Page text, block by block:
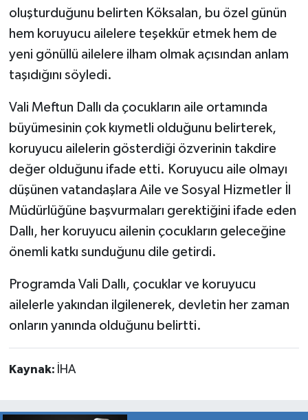
oluşturduğunu belirten Köksalan, bu özel günün
hem koruyucu ailelere teşekkür etmek hem de
yeni gönüllü ailelere ilham olmak açısından anlam
taşıdığını söyledi.
Vali Meftun Dallı da çocukların aile ortamında
büyümesinin çok kıymetli olduğunu belirterek,
koruyucu ailelerin gösterdiği özverinin takdire
değer olduğunu ifade etti. Koruyucu aile olmayı
düşünen vatandaşlara Aile ve Sosyal Hizmetler İl
Müdürlüğüne başvurmaları gerektiğini ifade eden
Dallı, her koruyucu ailenin çocukların geleceğine
önemli katkı sunduğunu dile getirdi.
Programda Vali Dallı, çocuklar ve koruyucu
ailelerle yakından ilgilenerek, devletin her zaman
onların yanında olduğunu belirtti.
Kaynak: İHA